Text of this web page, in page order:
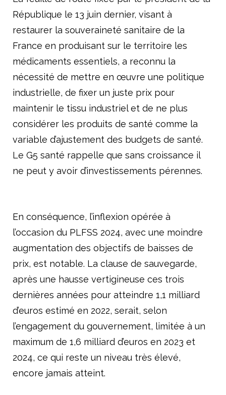
République le 13 juin dernier, visant à
restaurer la souveraineté sanitaire de la
France en produisant sur le territoire les
médicaments essentiels, a reconnu la
nécessité de mettre en œuvre une politique
industrielle, de fixer un juste prix pour
maintenir le tissu industriel et de ne plus
considérer les produits de santé comme la
variable d’ajustement des budgets de santé.
Le G5 santé rappelle que sans croissance il
ne peut y avoir d’investissements pérennes.
En conséquence, l’inflexion opérée à
l’occasion du PLFSS 2024, avec une moindre
augmentation des objectifs de baisses de
prix, est notable. La clause de sauvegarde,
après une hausse vertigineuse ces trois
dernières années pour atteindre 1,1 milliard
d’euros estimé en 2022, serait, selon
l’engagement du gouvernement, limitée à un
maximum de 1,6 milliard d’euros en 2023 et
2024, ce qui reste un niveau très élevé,
encore jamais atteint.